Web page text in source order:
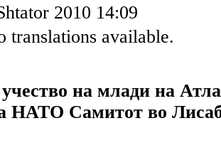
2010 14:09
translations available.
на млади на
НАТО Самитот во